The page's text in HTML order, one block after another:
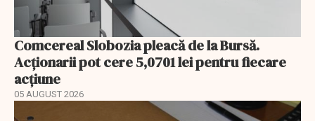
Comcereal Slobozia pleacă de la Bursă.
Acționarii pot cere 5,0701 lei pentru fiecare
acțiune
05 AUGUST 2026